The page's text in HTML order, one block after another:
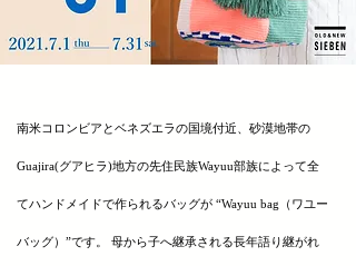
南米コロンビアとベネズエラの国境付近、砂漠地帯の
Guajira(グアヒラ)地方の先住民族Wayuu部族によって 全
てハンドメイドで作られるバッグが “Wayuu bag （ワユー
バッグ）”です。 母から子へ継承される長年語り継がれ